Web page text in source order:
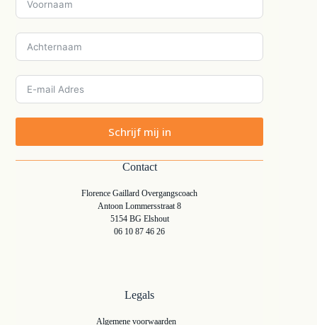
Schrijf mij in
Contact
Florence Gaillard Overgangscoach
Antoon Lommersstraat 8
5154 BG Elshout
06 10 87 46 26
Legals
Algemene voorwaarden